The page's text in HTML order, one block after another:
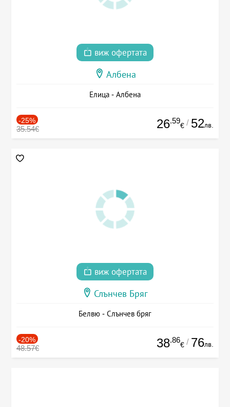
виж офертата
Албена
Елица - Албена
-25%
35.54€ 26.59
€ / 52лв.
виж офертата
Слънчев Бряг
Белвю - Слънчев бряг
-20%
48.57€ 38.86
€ / 76лв.